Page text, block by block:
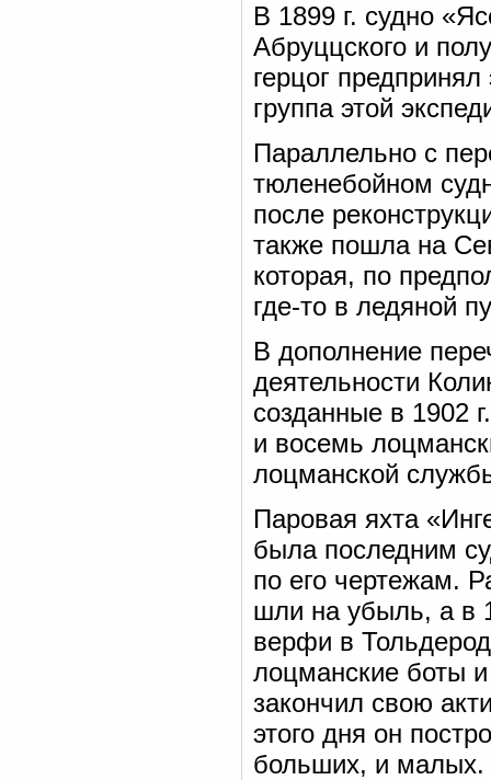
В 1899 г. судно
Абруццского и
герцог
группа этой
Параллельно с
тюленебойном
после
также пошла на
которая, по
где-то в ледяной
В дополнение
деятельности
созданные в 1902
и восемь
лоцманской
Паровая яхта
была последним
по его чертежам.
шли на убыль, а в
верфи в
лоцманские боты
закончил свою
этого дня он
больших, и малых.